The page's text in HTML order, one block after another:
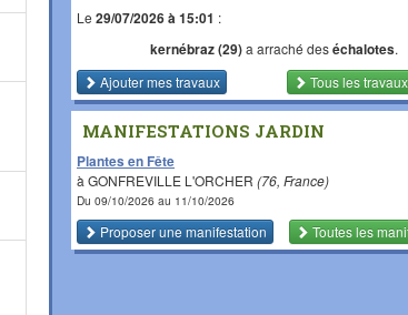
Le 29/07/2026 à 15:01 :
kernébraz (29)a arraché deséchalotes.
Ajouter mes travaux
Tous les travaux
MANIFESTATIONS JARDIN
Plantes en Fête
à GONFREVILLE L'ORCHER (76, France)
Du 09/10/2026 au 11/10/2026
Proposer une manifestation Toutes les